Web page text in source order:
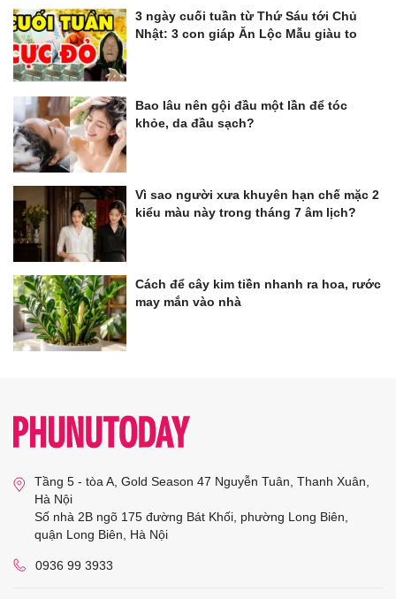
3 ngày cuối tuần từ Thứ Sáu tới Chủ
Nhật: 3 con giáp Ăn Lộc Mẫu giàu to
Bao lâu nên gội đầu một lần để tóc
khỏe, da đầu sạch?
Vì sao người xưa khuyên hạn chế mặc 2
kiểu màu này trong tháng 7 âm lịch?
Cách để cây kim tiền nhanh ra hoa, rước
may mắn vào nhà
Tầng 5 - tòa A, Gold Season 47 Nguyễn Tuân, Thanh Xuân,
Hà Nội
Số nhà 2B ngõ 175 đường Bát Khối, phường Long Biên,
quận Long Biên, Hà Nội
0936 99 3933